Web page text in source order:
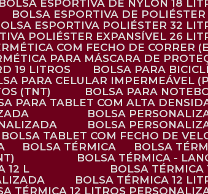
BOLSA ESPORTIVA DE NYLON 18
BOLSA ESPORTIVA DE
BOLSA ESPORTIVA POLIÉSTER 32
POLIÉSTER EXPANSÍVEL 26
COM FECHO DE CORRER
PARA MÁSCARA DE
19 LITROS
BOLSA PARA
PARA CELULAR IMPERMEÁVEL
(TNT)
BOLSA PARA
PARA TABLET COM ALTA
BOLSA
BOLSA
BOLSA TABLET COM FECHO DE
BOLSA TÉRMICA
BOLSA
BOLSA TÉRMICA -
12 L
BOLSA TÉRMICA
BOLSA TÉRMICA 12
TÉRMICA 12 LITROS